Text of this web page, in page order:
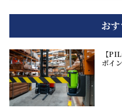
お
【
ポイ